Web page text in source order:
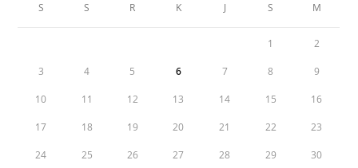
S S R K J S M
1 2
3 4 5 6 7 8 9
10 11 12 13 14 15 16
17 18 19 20 21 22 23
24 25 26 27 28 29 30